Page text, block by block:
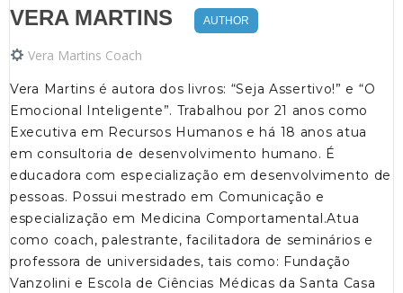
VERA MARTINS AUTHOR
Vera Martins Coach
Vera Martins é autora dos livros: “Seja Assertivo!” e “O
Emocional Inteligente”. Trabalhou por 21 anos como
Executiva em Recursos Humanos e há 18 anos atua
em consultoria de desenvolvimento humano. É
educadora com especialização em desenvolvimento de
pessoas. Possui mestrado em Comunicação e
especialização em Medicina Comportamental.Atua
como coach, palestrante, facilitadora de seminários e
professora de universidades, tais como: Fundação
Vanzolini e Escola de Ciências Médicas da Santa Casa